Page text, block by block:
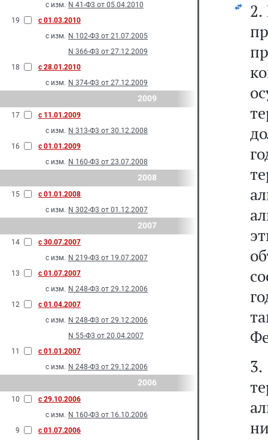
с изм. N 41-Ф3 от 05.04.2010
19
с 01.03.2010
с изм. N 102-Ф3 от 21.07.2005
N 366-Ф3 от 27.12.2009
18
с 28.01.2010
с изм. N 374-Ф3 от 27.12.2009
2009
17
с 11.01.2009
с изм. N 313-Ф3 от 30.12.2008
16
с 01.01.2009
с изм. N 160-Ф3 от 23.07.2008
2008
15
с 01.01.2008
с изм. N 302-Ф3 от 01.12.2007
2007
14
с 30.07.2007
с изм. N 219-Ф3 от 19.07.2007
13
с 01.07.2007
с изм. N 248-Ф3 от 29.12.2006
12
с 01.04.2007
с изм. N 248-Ф3 от 29.12.2006
N 55-Ф3 от 20.04.2007
11
с 01.01.2007
с изм. N 248-Ф3 от 29.12.2006
2006
10
с 29.10.2006
с изм. N 160-Ф3 от 16.10.2006
9
с 01.07.2006
2.